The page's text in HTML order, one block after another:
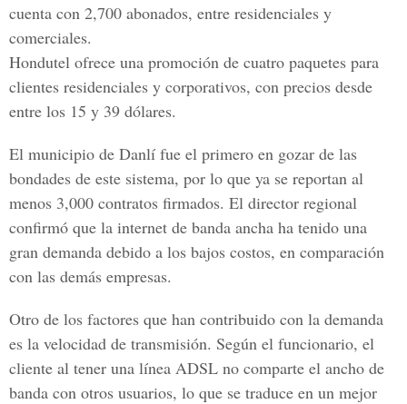
cuenta con 2,700 abonados, entre residenciales y
comerciales.
Hondutel ofrece una promoción de cuatro paquetes para
clientes residenciales y corporativos, con precios desde
entre los 15 y 39 dólares.
El municipio de Danlí fue el primero en gozar de las
bondades de este sistema, por lo que ya se reportan al
menos 3,000 contratos firmados. El director regional
confirmó que la internet de banda ancha ha tenido una
gran demanda debido a los bajos costos, en comparación
con las demás empresas.
Otro de los factores que han contribuido con la demanda
es la velocidad de transmisión. Según el funcionario, el
cliente al tener una línea ADSL no comparte el ancho de
banda con otros usuarios, lo que se traduce en un mejor